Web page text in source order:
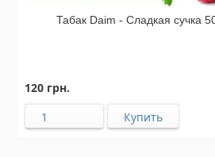
Табак Daim - Сладкая сучка
120 грн.